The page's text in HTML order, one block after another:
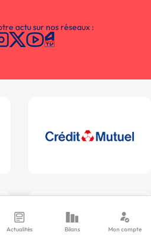
actu sur nos réseaux :
Actualités Bilans Mon compte